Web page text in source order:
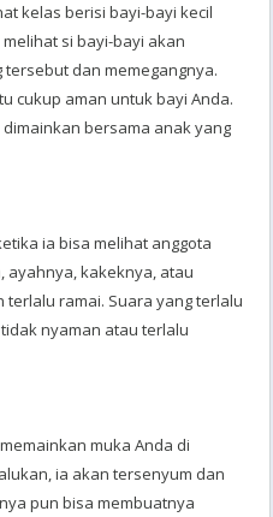
kelas berisi bayi-bayi kecil
si bayi-bayi akan
dan memegangnya.
cukup aman untuk bayi Anda.
bersama anak yang
ia bisa melihat anggota
ayahnya, kakeknya, atau
ramai. Suara yang terlalu
nyaman atau terlalu
muka Anda di
ia akan tersenyum dan
pun bisa membuatnya